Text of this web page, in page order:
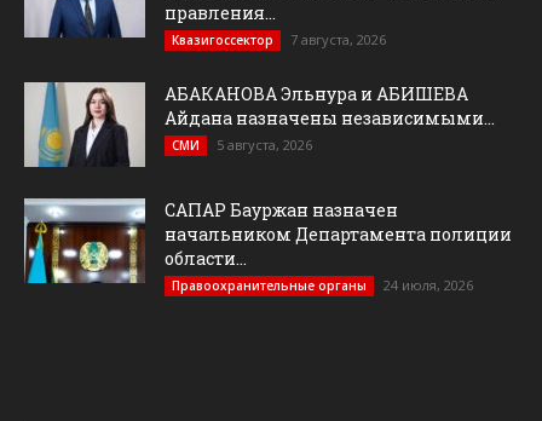
правления...
Квазигоссектор 7 августа, 2026
АБАКАНОВА Эльнура и АБИШЕВА
Айдана назначены независимыми...
СМИ 5 августа, 2026
САПАР Бауржан назначен
начальником Департамента полиции
области...
Правоохранительные органы 24 июля, 2026